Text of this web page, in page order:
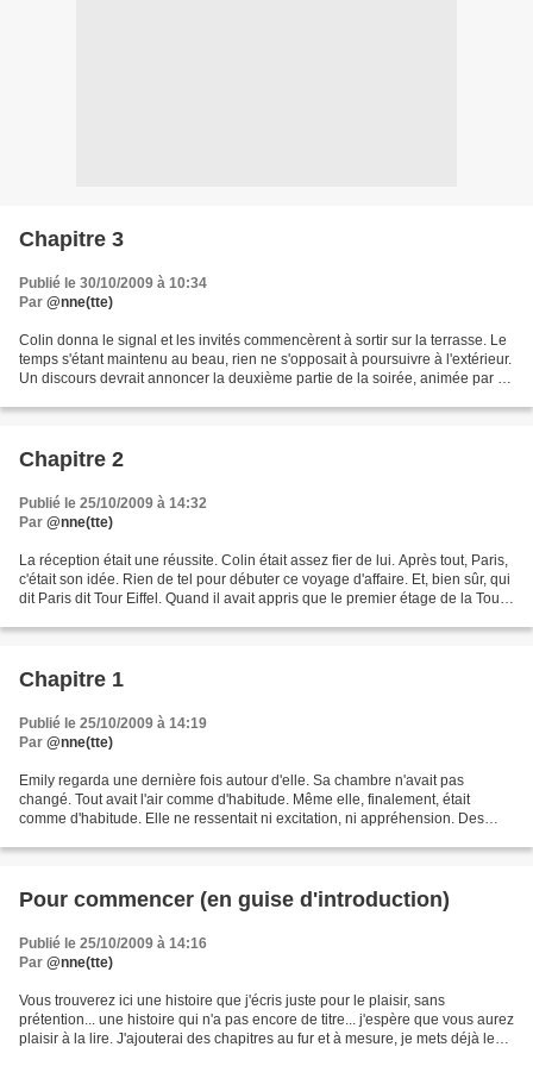
Chapitre 3
Publié le 30/10/2009 à 10:34
Par @nne(tte)
Colin donna le signal et les invités commencèrent à sortir sur la terrasse. Le
temps s'étant maintenu au beau, rien ne s'opposait à poursuivre à l'extérieur.
Un discours devrait annoncer la deuxième partie de la soirée, animée par un
Chapitre 2
Publié le 25/10/2009 à 14:32
Par @nne(tte)
La réception était une réussite. Colin était assez fier de lui. Après tout, Paris,
c'était son idée. Rien de tel pour débuter ce voyage d'affaire. Et, bien sûr, qui
dit Paris dit Tour Eiffel. Quand il avait appris que le premier étage de la Tour
Chapitre 1
Publié le 25/10/2009 à 14:19
Par @nne(tte)
Emily regarda une dernière fois autour d'elle. Sa chambre n'avait pas
changé. Tout avait l'air comme d'habitude. Même elle, finalement, était
comme d'habitude. Elle ne ressentait ni excitation, ni appréhension. Des
Pour commencer (en guise d'introduction)
Publié le 25/10/2009 à 14:16
Par @nne(tte)
Vous trouverez ici une histoire que j'écris juste pour le plaisir, sans
prétention... une histoire qui n'a pas encore de titre... j'espère que vous aurez
plaisir à la lire. J'ajouterai des chapitres au fur et à mesure, je mets déjà les